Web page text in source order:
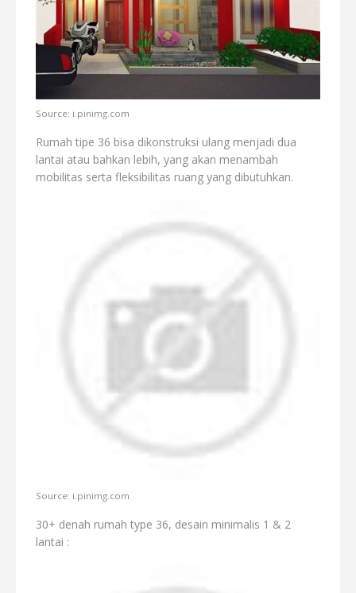
Source: i.pinimg.com
Rumah tipe 36 bisa dikonstruksi ulang menjadi dua
lantai atau bahkan lebih, yang akan menambah
mobilitas serta fleksibilitas ruang yang dibutuhkan.
Source: i.pinimg.com
30+ denah rumah type 36, desain minimalis 1 & 2
lantai :